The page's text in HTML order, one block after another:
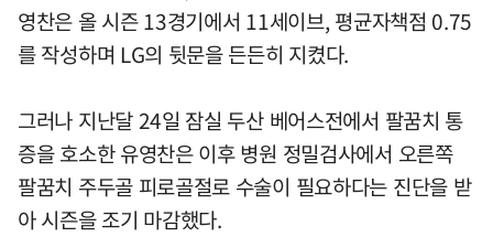
영찬은 올 시즌 13경기에서 11세이브, 평균자책점 0.75
를 작성하며 LG의 뒷문을 든든히 지켰다.
그러나 지난달 24일 잠실 두산 베어스전에서 팔꿈치 통
증을 호소한 유영찬은 이후 병원 정밀검사에서 오른쪽
팔꿈치 주두골 피로골절로 수술이 필요하다는 진단을 받
아 시즌을 조기 마감했다.